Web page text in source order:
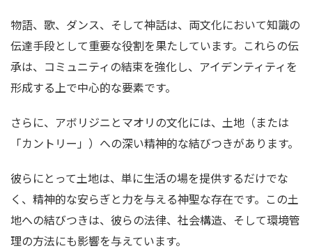
物語、歌、ダンス、そして神話は、両文化において知識の
伝達手段として重要な役割を果たしています。これらの伝
承は、コミュニティの結束を強化し、アイデンティティを
形成する上で中心的な要素です。
さらに、アボリジニとマオリの文化には、土地（または
「カントリー」）への深い精神的な結びつきがあります。
彼らにとって土地は、単に生活の場を提供するだけでな
く、精神的な安らぎと力を与える神聖な存在です。この土
地への結びつきは、彼らの法律、社会構造、そして環境管
理の方法にも影響を与えています。